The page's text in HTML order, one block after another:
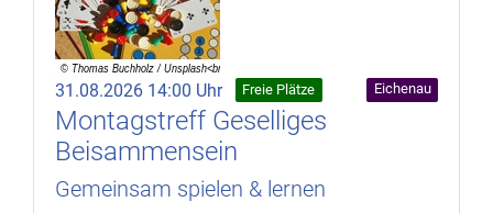
31.08.2026 14:00 Uhr Freie Plätze Eichenau
Montagstreff Geselliges
Beisammensein
Gemeinsam spielen & lernen